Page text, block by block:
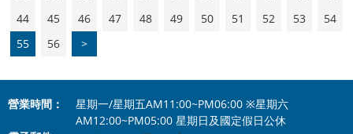
44
45 46 47 48 49 50 51 52 53
54
55
56 >
營業時間：
星期一/星期五AM11:00~PM06:00 ※星期六
AM12:00~PM05:00 星期日及國定假日公休